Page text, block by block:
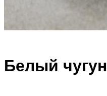
Белый чугун